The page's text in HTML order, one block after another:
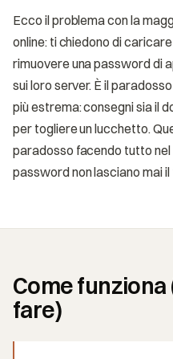
Ecco il problema con la
online: ti chiedono di
rimuovere una password di
sui loro server. È il
più estrema: consegni sia il
per togliere un lucchetto.
paradosso facendo tutto nel
password non lasciano mai
Come funziona
fare)